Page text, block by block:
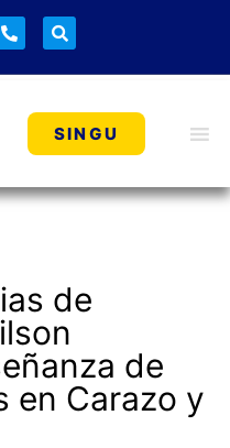
SINGU
de
de
en Carazo y